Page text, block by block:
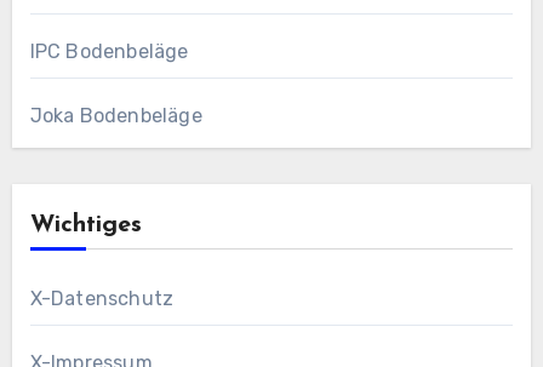
IPC Bodenbeläge
Joka Bodenbeläge
Wichtiges
X-Datenschutz
X-Impressum